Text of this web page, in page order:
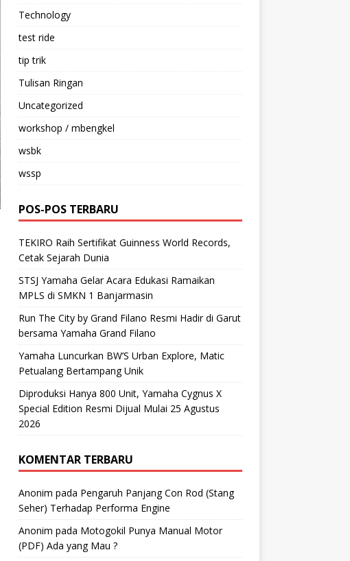
Technology
test ride
tip trik
Tulisan Ringan
Uncategorized
workshop / mbengkel
wsbk
wssp
POS-POS TERBARU
TEKIRO Raih Sertifikat Guinness World Records,
Cetak Sejarah Dunia
STSJ Yamaha Gelar Acara Edukasi Ramaikan
MPLS di SMKN 1 Banjarmasin
Run The City by Grand Filano Resmi Hadir di Garut
bersama Yamaha Grand Filano
Yamaha Luncurkan BW’S Urban Explore, Matic
Petualang Bertampang Unik
Diproduksi Hanya 800 Unit, Yamaha Cygnus X
Special Edition Resmi Dijual Mulai 25 Agustus
2026
KOMENTAR TERBARU
Anonim pada Pengaruh Panjang Con Rod (Stang
Seher) Terhadap Performa Engine
Anonim pada Motogokil Punya Manual Motor
(PDF) Ada yang Mau ?